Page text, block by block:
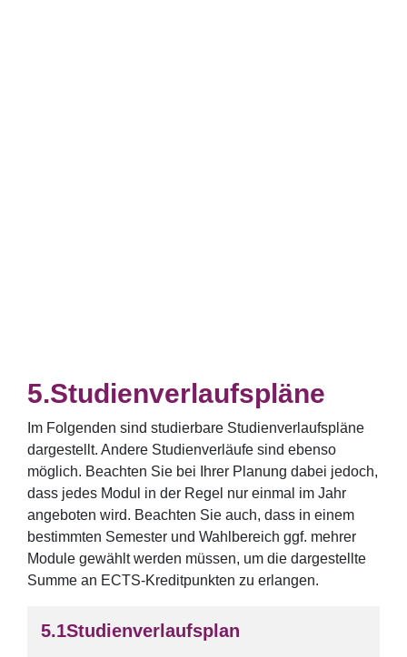
Studienverlaufspläne
Im Folgenden sind studierbare Studienverlaufspläne
dargestellt. Andere Studienverläufe sind ebenso
möglich. Beachten Sie bei Ihrer Planung dabei jedoch,
dass jedes Modul in der Regel nur einmal im Jahr
angeboten wird. Beachten Sie auch, dass in einem
bestimmten Semester und Wahlbereich ggf. mehrer
Module gewählt werden müssen, um die dargestellte
Summe an ECTS-Kreditpunkten zu erlangen.
Studienverlaufsplan